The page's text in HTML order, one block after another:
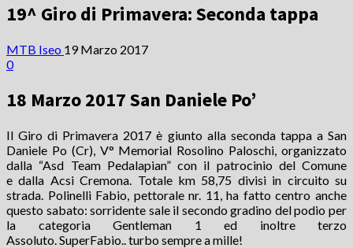
19^ Giro di Primavera: Seconda tappa
MTB Iseo 19 Marzo 2017
0
18 Marzo 2017 San Daniele Po’
Il Giro di Primavera 2017 è giunto alla seconda tappa a San
Daniele Po (Cr), V° Memorial Rosolino Paloschi, organizzato
dalla “Asd Team Pedalapian” con il patrocinio del Comune
e dalla Acsi Cremona. Totale km 58,75 divisi in circuito su
strada. Polinelli Fabio, pettorale nr. 11, ha fatto centro anche
questo sabato: sorridente sale il secondo gradino del podio per
la categoria Gentleman 1 ed inoltre terzo
Assoluto. SuperFabio.. turbo sempre a mille!